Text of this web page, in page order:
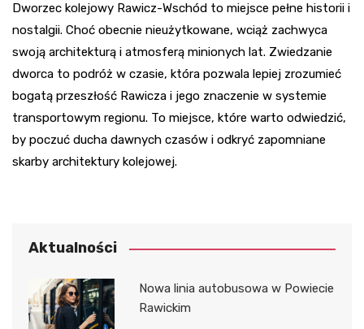
Dworzec kolejowy Rawicz-Wschód to miejsce pełne historii i
nostalgii. Choć obecnie nieużytkowane, wciąż zachwyca
swoją architekturą i atmosferą minionych lat. Zwiedzanie
dworca to podróż w czasie, która pozwala lepiej zrozumieć
bogatą przeszłość Rawicza i jego znaczenie w systemie
transportowym regionu. To miejsce, które warto odwiedzić,
by poczuć ducha dawnych czasów i odkryć zapomniane
skarby architektury kolejowej.
Aktualności
Nowa linia autobusowa w Powiecie
Rawickim